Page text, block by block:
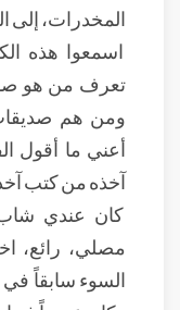
المخدرات، إلى
اسمعوا هذه
تعرف من هو
ومن هم صديقات
أعني ما أقول
آخذه من كتب
كان عندي شاب
مصلي، رائع،
السوء سابقاً